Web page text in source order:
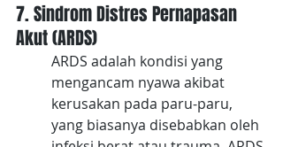
7. Sindrom Distres Pernapasan
Akut (ARDS)
ARDS adalah kondisi yang
mengancam nyawa akibat
kerusakan pada paru-paru,
yang biasanya disebabkan oleh